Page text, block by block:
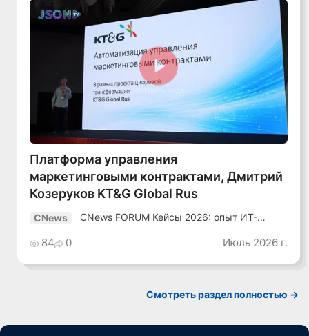
Смотреть видео
Платформа управления
маркетинговыми контрактами, Дмитрий
Козеруков KT&G Global Rus
CNews
CNews FORUM Кейсы 2026: опыт ИТ-
84 0 Июль 2026 г.
Смотреть раздел полностью ->